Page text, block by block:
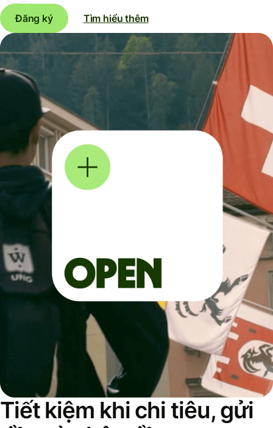
Đăng ký Tìm hiểu thêm
Tiết kiệm khi chi tiêu, gửi